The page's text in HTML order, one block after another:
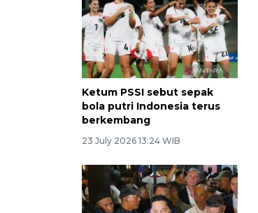
Ketum PSSI sebut sepak
bola putri Indonesia terus
berkembang
23 July 2026 13:24 WIB